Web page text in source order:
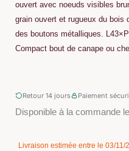
ouvert avec noeuds visibles
grain ouvert et rugueux du bois
des boutons métalliques.
Compact bout de canape ou
Retour 14 jours Paiement
Disponible à la commande
Livraison estimée entre le 03/11/
quantité
Table